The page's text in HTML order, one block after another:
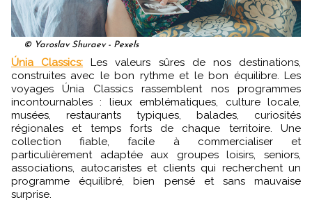
© Yaroslav Shuraev - Pexels
Únia Classics: Les valeurs sûres de nos destinations,
construites avec le bon rythme et le bon équilibre. Les
voyages Únia Classics rassemblent nos programmes
incontournables : lieux emblématiques, culture locale,
musées, restaurants typiques, balades, curiosités
régionales et temps forts de chaque territoire. Une
collection fiable, facile à commercialiser et
particulièrement adaptée aux groupes loisirs, seniors,
associations, autocaristes et clients qui recherchent un
programme équilibré, bien pensé et sans mauvaise
surprise.